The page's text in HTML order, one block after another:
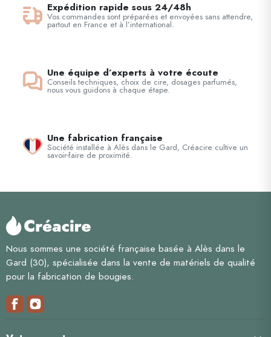
Expédition rapide sous 24/48h
Vos commandes sont préparées et envoyées sans attendre,
partout en France et à l’international.
Une équipe d’experts à votre écoute
Conseils techniques, choix de cire, dosages parfumés,
nous vous guidons à chaque étape.
Une fabrication française
Société installée à Alès dans le Gard, Créacire cultive un
savoir-faire de proximité.
Nous sommes une société française basée à Alès dans le
Gard (30), spécialisée dans la vente de matériels de qualité
pour la fabrication de bougies.